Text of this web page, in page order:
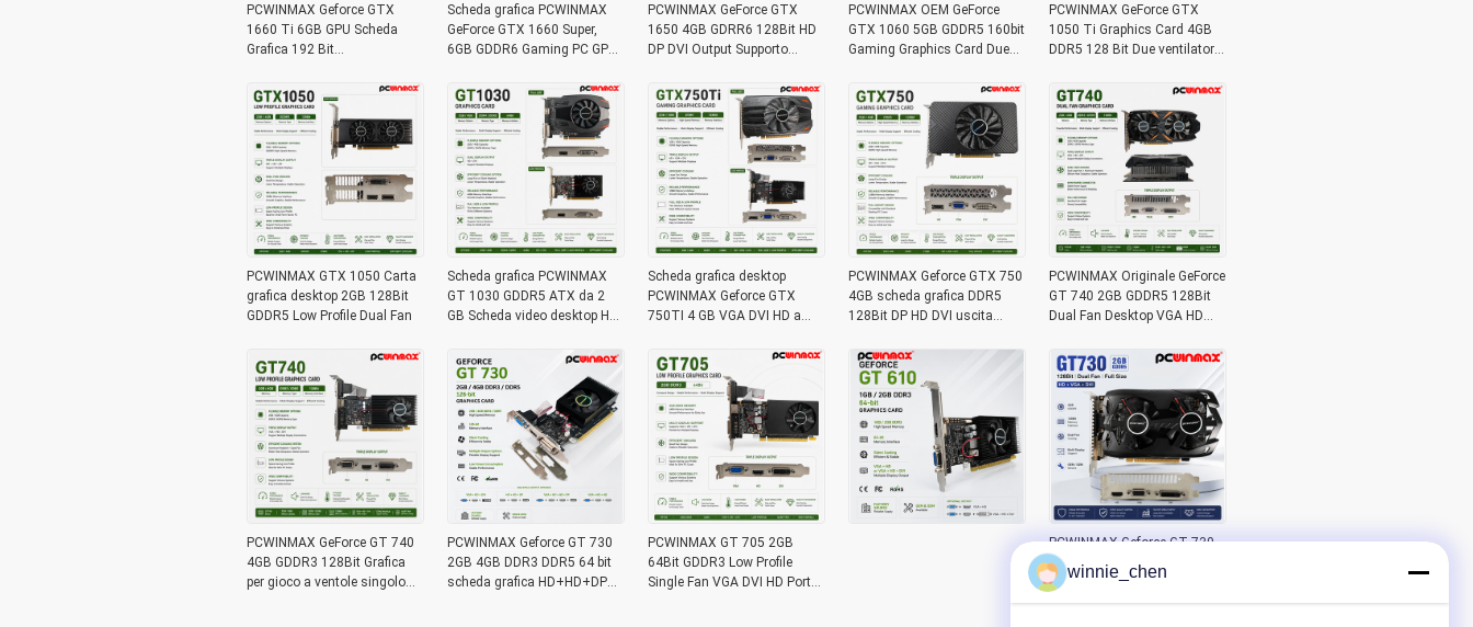
PCWINMAX Geforce GTX
1660 Ti 6GB GPU Scheda
Grafica 192 Bit
HD DP DVI 14Gbps
Scheda grafica PCWINMAX
GeForce GTX 1660 Super,
6GB GDDR6 Gaming PC GPU,
x16, schede di gioco 1660S
PCWINMAX GeForce GTX
1650 4GB GDRR6 128Bit HD
DP DVI Output Supporto
Scheda grafica
PCWINMAX OEM GeForce
GTX 1060 5GB GDDR5 160bit
Gaming Graphics Card Due
HD DP DVI
PCWINMAX GeForce GTX
1050 Ti Graphics Card 4GB
DDR5 128 Bit Due ventilatori
1050Ti GPU desktop
PCWINMAX GTX 1050 Carta
grafica desktop 2GB 128Bit
GDDR5 Low Profile Dual Fan
Scheda grafica PCWINMAX
GT 1030 GDDR5 ATX da 2
GB Scheda video desktop HD
Scheda grafica desktop
PCWINMAX Geforce GTX
750TI 4 GB VGA DVI HD a
PCWINMAX Geforce GTX 750
4GB scheda grafica DDR5
128Bit DP HD DVI uscita
PCWINMAX Originale GeForce
GT 740 2GB GDDR5 128Bit
Dual Fan Desktop VGA HD
PCWINMAX GeForce GT 740
4GB GDDR3 128Bit Grafica
per gioco a ventole singolo
PCWINMAX Geforce GT 730
2GB 4GB DDR3 DDR5 64 bit
scheda grafica HD+HD+DP
PCWINMAX GT 705 2GB
64Bit GDDR3 Low Profile
Single Fan VGA DVI HD Port
PCWINMAX Geforce GT 730
2GB DDR5 128 Bit Full Size
GK108 Interfaccia
VGA+HD+DVI Carte grafiche
winnie_chen